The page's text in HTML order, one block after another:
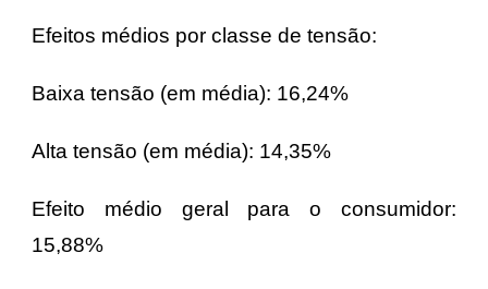
Efeitos médios por classe de tensão:
Baixa tensão (em média): 16,24%
Alta tensão (em média): 14,35%
Efeito médio geral para o consumidor:
15,88%